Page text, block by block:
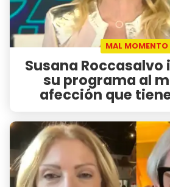
MAL MOMENTO
Susana
su programa al
afección que